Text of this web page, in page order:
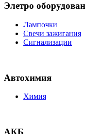
Элетро
Лампочки
Свечи зажигания
Сигнализации
Автохимия
Химия
АКБ